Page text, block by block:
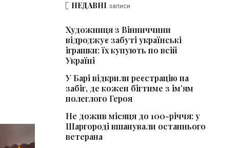
НЕДАВНІ записи
Художниця з Вінниччини
відроджує забуті українські
іграшки: їх купують по всій
Україні
У Барі відкрили реєстрацію на
забіг, де кожен бігтиме з ім’ям
полеглого Героя
Не дожив місяця до 100-річчя: у
Шаргороді вшанували останнього
ветерана